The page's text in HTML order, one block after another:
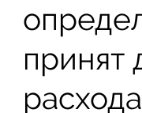
принят